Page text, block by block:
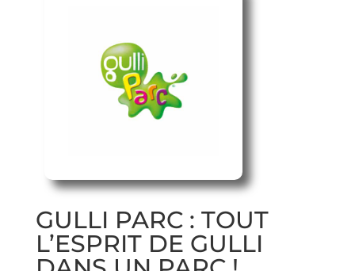
GULLI PARC : TOUT
L’ESPRIT DE GULLI